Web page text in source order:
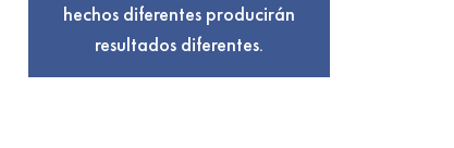
hechos diferentes producirán
resultados diferentes.